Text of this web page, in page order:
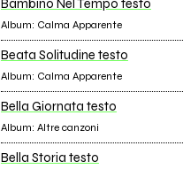
Bambino Nel Tempo testo
Album: Calma Apparente
Beata Solitudine testo
Album: Calma Apparente
Bella Giornata testo
Album: Altre canzoni
Bella Storia testo